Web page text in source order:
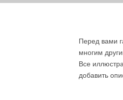
Перед вами
многим
Все
добавить